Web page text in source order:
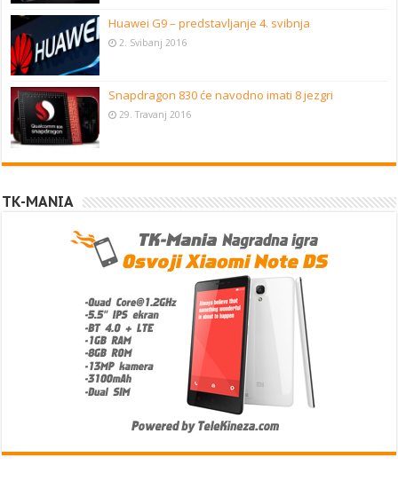
Huawei G9 – predstavljanje 4. svibnja
2. Svibanj 2016
Snapdragon 830 će navodno imati 8 jezgri
29. Travanj 2016
TK-MANIA